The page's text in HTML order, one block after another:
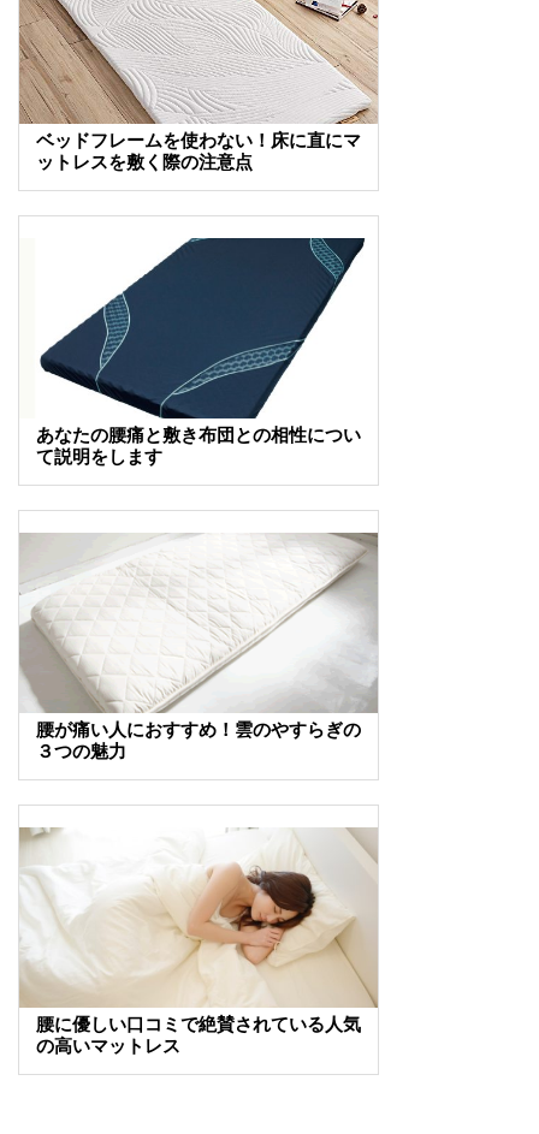
ベッドフレームを使わない！床に直にマ
ットレスを敷く際の注意点
あなたの腰痛と敷き布団との相性につい
て説明をします
腰が痛い人におすすめ！雲のやすらぎの
３つの魅力
腰に優しい口コミで絶賛されている人気
の高いマットレス